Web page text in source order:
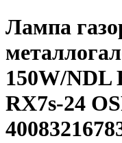
Лампа
150W/NDL
RX7s-24